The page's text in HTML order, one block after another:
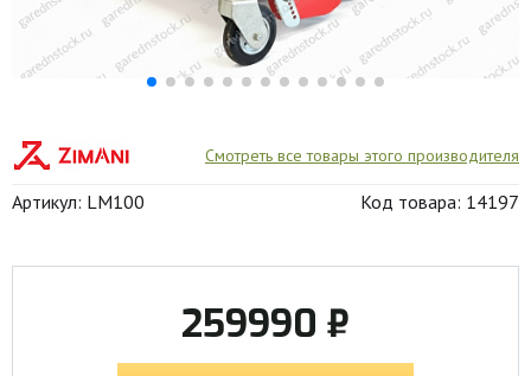
Смотреть все товары этого производителя
Артикул: LM100 Код товара: 14197
259990 ₽